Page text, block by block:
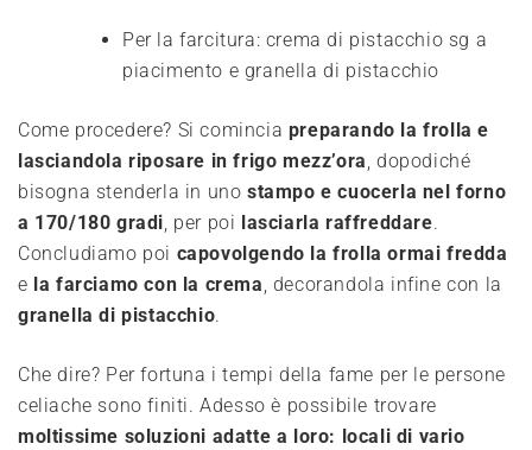
Per la farcitura: crema di pistacchio sg a
piacimento e granella di pistacchio
Come procedere? Si comincia preparando la frolla e
lasciandola riposare in frigo mezz’ora, dopodiché
bisogna stenderla in unostampo e cuocerla nel forno
a 170/180 gradi, per poi lasciarla raffreddare.
Concludiamo poi capovolgendo la frolla ormai fredda
e la farciamo con la crema, decorandola infine con la
granella di pistacchio.
Che dire? Per fortuna i tempi della fame per le persone
celiache sono finiti. Adesso è possibile trovare
moltissime soluzioni adatte a loro: locali di vario